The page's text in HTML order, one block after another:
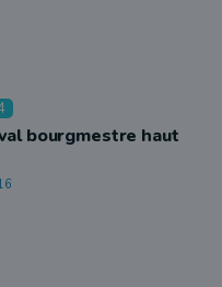
bourgmestre haut